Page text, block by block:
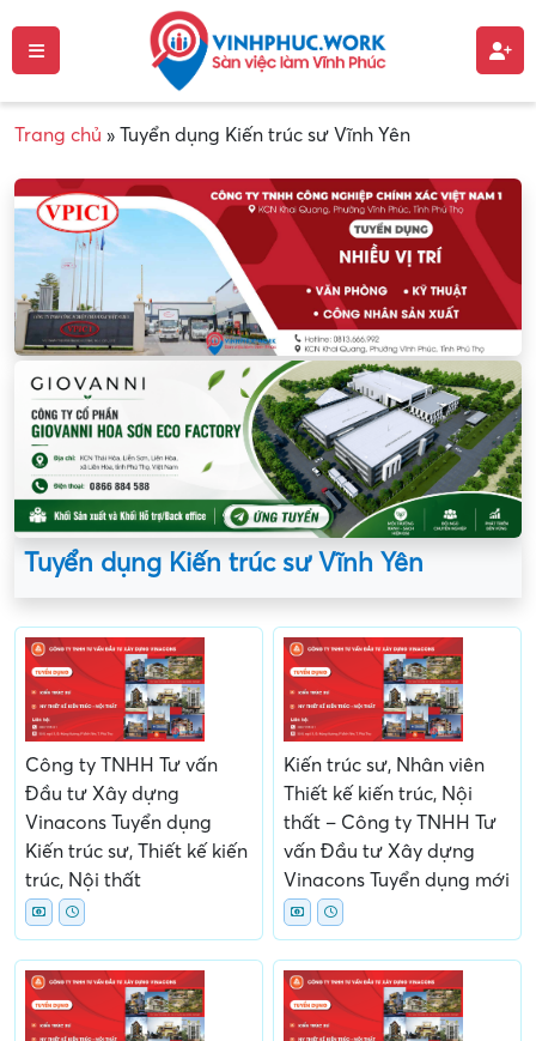
Trang chủ » Tuyển dụng Kiến trúc sư Vĩnh Yên
Tuyển dụng Kiến trúc sư Vĩnh Yên
Công ty TNHH Tư vấn
Đầu tư Xây dựng
Vinacons Tuyển dụng
Kiến trúc sư, Thiết kế kiến
trúc, Nội thất
Kiến trúc sư, Nhân viên
Thiết kế kiến trúc, Nội
thất – Công ty TNHH Tư
vấn Đầu tư Xây dựng
Vinacons Tuyển dụng mới